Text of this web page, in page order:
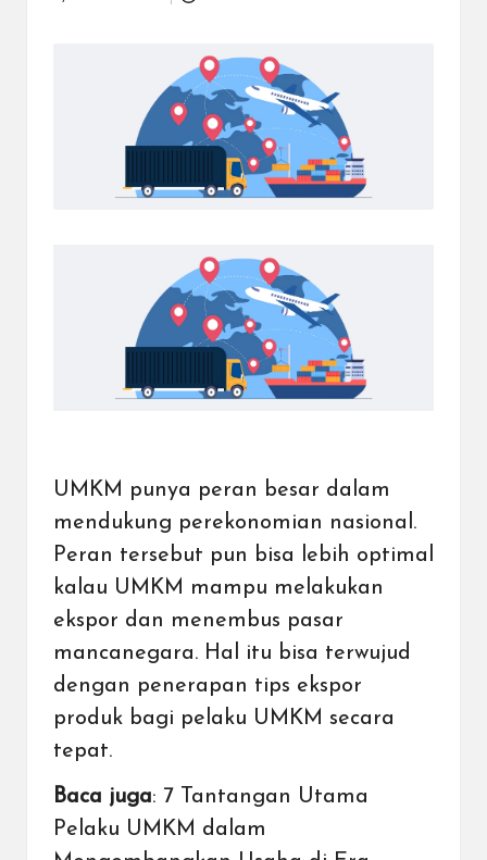
UMKM punya peran besar dalam
mendukung perekonomian nasional.
Peran tersebut pun bisa lebih optimal
kalau UMKM mampu melakukan
ekspor dan menembus pasar
mancanegara. Hal itu bisa terwujud
dengan penerapan tips ekspor
produk bagi pelaku UMKM secara
tepat.
Baca juga: 7 Tantangan Utama
Pelaku UMKM dalam